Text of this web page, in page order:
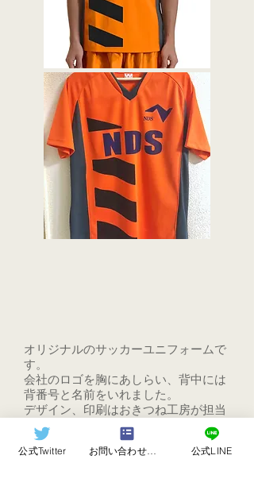
オリジナルのサッカーユニフォームで
す。
会社のロゴを胸にあしらい、背中には
背番号と名前をいれました。
デザイン、印刷はおきつね工房が担当
しました。
​使用Tシャツ:wundou ベーシックサッ
公式Twitter お問い合わせフォーム 公式LINE